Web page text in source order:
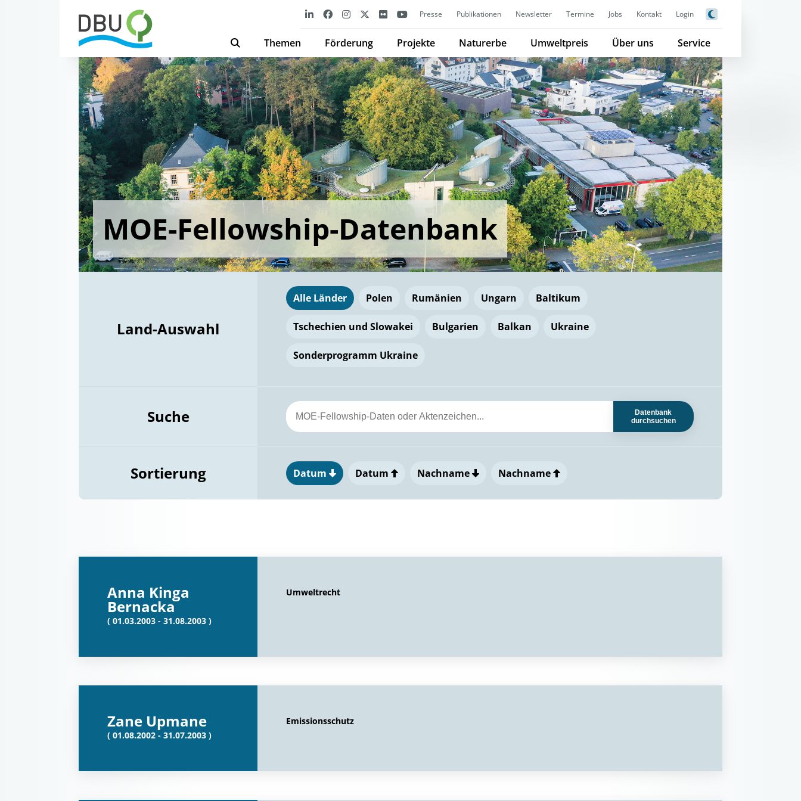
Presse Publikationen Newsletter Termine Jobs Kontakt Login
Themen Förderung Projekte Naturerbe Umweltpreis Über uns Service
MOE-Fellowship-Datenbank
Land-Auswahl
Alle Länder Polen Rumänien Ungarn Baltikum
Tschechien und Slowakei Bulgarien Balkan Ukraine
Sonderprogramm Ukraine
Suche
Datenbank
durchsuchen
Sortierung Datum Datum Nachname Nachname
Anna Kinga
Bernacka
( 01.03.2003 - 31.08.2003 )
Umweltrecht
Zane Upmane
( 01.08.2002 - 31.07.2003 )
Emissionsschutz